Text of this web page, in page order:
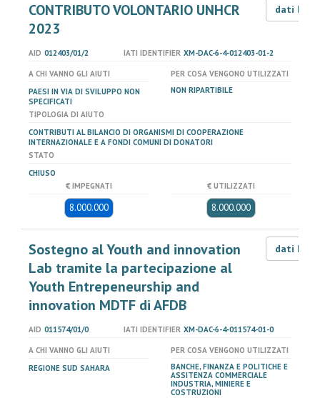
CONTRIBUTO VOLONTARIO UNHCR
2023
dati LOD
AID 012403/01/2 IATI IDENTIFIER XM-DAC-6-4-012403-01-2
A CHI VANNO GLI AIUTI
PAESI IN VIA DI SVILUPPO NON
SPECIFICATI
PER COSA VENGONO UTILIZZATI
NON RIPARTIBILE
TIPOLOGIA DI AIUTO
CONTRIBUTI AL BILANCIO DI ORGANISMI DI COOPERAZIONE
INTERNAZIONALE E A FONDI COMUNI DI DONATORI
STATO
CHIUSO
€ IMPEGNATI
8.000.000
€ UTILIZZATI
8.000.000
Sostegno al Youth and innovation
Lab tramite la partecipazione al
Youth Entrepeneurship and
innovation MDTF di AFDB
dati LOD
AID 011574/01/0 IATI IDENTIFIER XM-DAC-6-4-011574-01-0
A CHI VANNO GLI AIUTI
REGIONE SUD SAHARA
PER COSA VENGONO UTILIZZATI
BANCHE, FINANZA E POLITICHE E
ASSITENZA COMMERCIALE
INDUSTRIA, MINIERE E
COSTRUZIONI